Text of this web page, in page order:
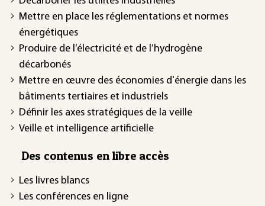
Mettre en place les réglementations et normes
énergétiques
Produire de l’électricité et de l’hydrogène
décarbonés
Mettre en œuvre des économies d'énergie dans les
bâtiments tertiaires et industriels
Définir les axes stratégiques de la veille
Veille et intelligence artificielle
Des contenus en libre accès
Les livres blancs
Les conférences en ligne